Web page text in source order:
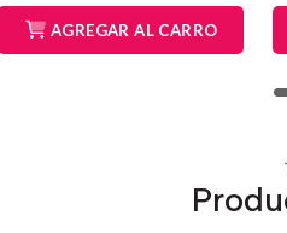
AGREGAR AL CARRO